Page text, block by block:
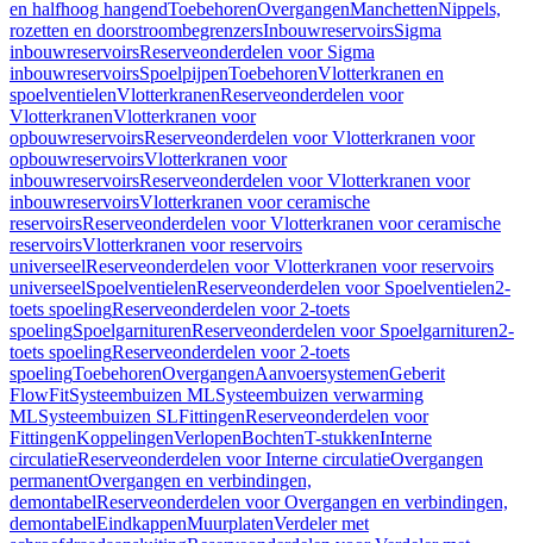
en halfhoog hangendToebehorenOvergangenManchettenNippels,
rozetten en doorstroombegrenzersInbouwreservoirsSigma
inbouwreservoirsReserveonderdelen voor Sigma
inbouwreservoirsSpoelpijpenToebehorenVlotterkranen en
spoelventielenVlotterkranenReserveonderdelen voor
VlotterkranenVlotterkranen voor
opbouwreservoirsReserveonderdelen voor Vlotterkranen voor
opbouwreservoirsVlotterkranen voor
inbouwreservoirsReserveonderdelen voor Vlotterkranen voor
inbouwreservoirsVlotterkranen voor ceramische
reservoirsReserveonderdelen voor Vlotterkranen voor ceramische
reservoirsVlotterkranen voor reservoirs
universeelReserveonderdelen voor Vlotterkranen voor reservoirs
universeelSpoelventielenReserveonderdelen voor Spoelventielen2-
toets spoelingReserveonderdelen voor 2-toets
spoelingSpoelgarniturenReserveonderdelen voor Spoelgarnituren2-
toets spoelingReserveonderdelen voor 2-toets
spoelingToebehorenOvergangenAanvoersystemenGeberit
FlowFitSysteembuizen MLSysteembuizen verwarming
MLSysteembuizen SLFittingenReserveonderdelen voor
FittingenKoppelingenVerlopenBochtenT-stukkenInterne
circulatieReserveonderdelen voor Interne circulatieOvergangen
permanentOvergangen en verbindingen,
demontabelReserveonderdelen voor Overgangen en verbindingen,
demontabelEindkappenMuurplatenVerdeler met